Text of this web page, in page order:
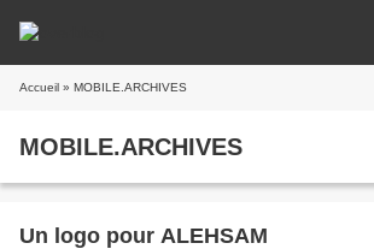
Accueil » MOBILE.ARCHIVES
MOBILE.ARCHIVES
Un logo pour ALEHSAM